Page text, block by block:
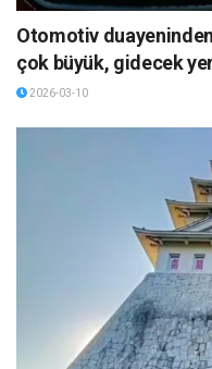
Otomotiv
çok büyük, gidecek
2026-03-10